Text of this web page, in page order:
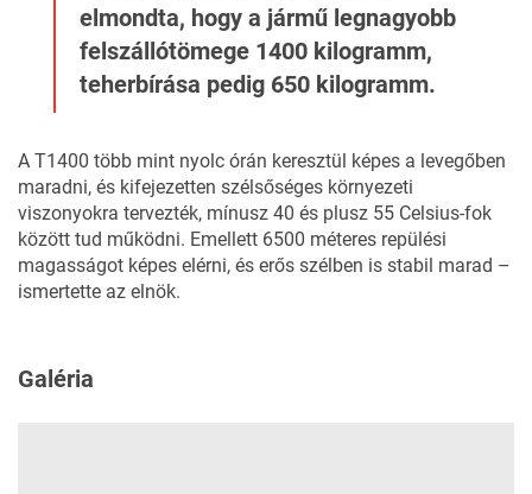
elmondta, hogy a jármű legnagyobb
felszállótömege 1400 kilogramm,
teherbírása pedig 650 kilogramm.
A T1400 több mint nyolc órán keresztül képes a levegőben
maradni, és kifejezetten szélsőséges környezeti
viszonyokra tervezték, mínusz 40 és plusz 55 Celsius-fok
között tud működni. Emellett 6500 méteres repülési
magasságot képes elérni, és erős szélben is stabil marad –
ismertette az elnök.
Galéria